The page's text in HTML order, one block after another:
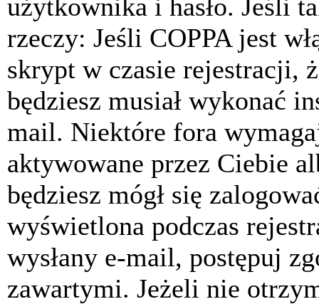
użytkownika i hasło. Jeśli
rzeczy: Jeśli COPPA jest
skrypt w czasie rejestracji,
będziesz musiał wykonać
mail. Niektóre fora
aktywowane przez Ciebie
będziesz mógł się
wyświetlona podczas
wysłany e-mail, postępuj
zawartymi. Jeżeli nie